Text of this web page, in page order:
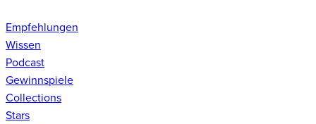
Empfehlungen
Wissen
Podcast
Gewinnspiele
Collections
Stars